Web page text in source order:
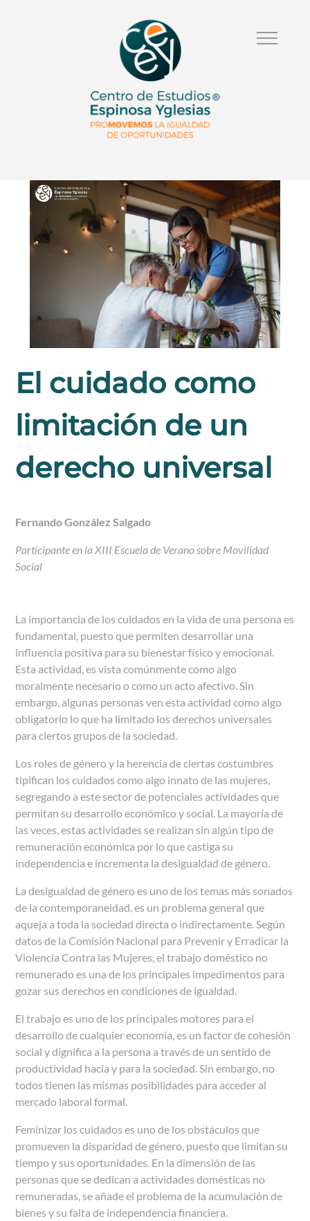
El cuidado como
limitación de un
derecho universal
Fernando González Salgado
Participante en la XIII Escuela de Verano sobre Movilidad
Social
La importancia de los cuidados en la vida de una persona es
fundamental, puesto que permiten desarrollar una
influencia positiva para su bienestar físico y emocional.
Esta actividad, es vista comúnmente como algo
moralmente necesario o como un acto afectivo. Sin
embargo, algunas personas ven esta actividad como algo
obligatorio lo que ha limitado los derechos universales
para ciertos grupos de la sociedad.
Los roles de género y la herencia de ciertas costumbres
tipifican los cuidados como algo innato de las mujeres,
segregando a este sector de potenciales actividades que
permitan su desarrollo económico y social. La mayoría de
las veces, estas actividades se realizan sin algún tipo de
remuneración económica por lo que castiga su
independencia e incrementa la desigualdad de género.
La desigualdad de género es uno de los temas más sonados
de la contemporaneidad, es un problema general que
aqueja a toda la sociedad directa o indirectamente. Según
datos de la Comisión Nacional para Prevenir y Erradicar la
Violencia Contra las Mujeres, el trabajo doméstico no
remunerado es una de los principales impedimentos para
gozar sus derechos en condiciones de igualdad.
El trabajo es uno de los principales motores para el
desarrollo de cualquier economía, es un factor de cohesión
social y dignifica a la persona a través de un sentido de
productividad hacia y para la sociedad.Sin embargo, no
todos tienen las mismas posibilidades para acceder al
mercado laboral formal.
Feminizar los cuidados es uno de los obstáculos que
promueven la disparidad de género, puesto que limitan su
tiempo y sus oportunidades. En la dimensión de las
personas que se dedican a actividades domésticas no
remuneradas, se añade el problema de la acumulación de
bienes y su falta de independencia financiera.